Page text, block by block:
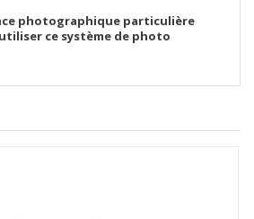
photographique particulière
ce système de photo